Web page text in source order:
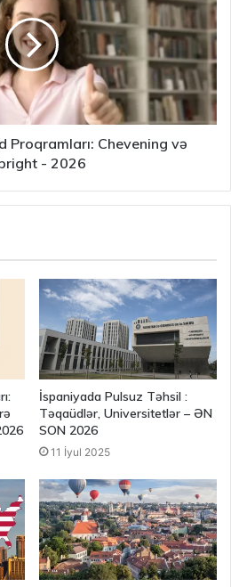
Proqramları: Chevening və
- 2026
İspaniyada Pulsuz Təhsil :
Təqaüdlər, Universitetlər – ƏN
SON 2026
11 İyul 2025